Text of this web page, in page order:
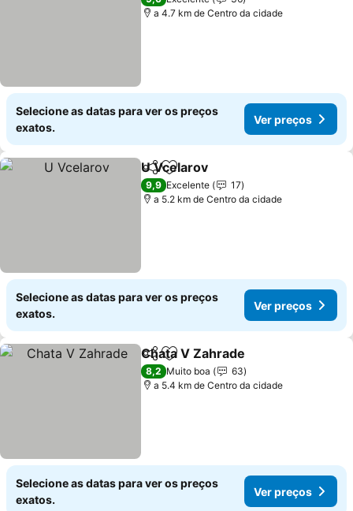
a 4.7 km de Centro da cidade
Selecione as datas para ver os preços
exatos.
Ver preços
PartilharAdicionar aos favoritos
U Vcelarov
9,9 Excelente
17
a 5.2 km de Centro da cidade
Selecione as datas para ver os preços
exatos.
Ver preços
PartilharAdicionar aos favoritos
Chata V Zahrade
8,2 Muito boa
63
a 5.4 km de Centro da cidade
Selecione as datas para ver os preços
exatos.
Ver preços